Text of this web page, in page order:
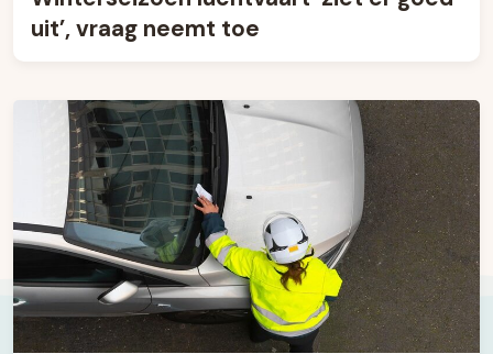
uit’, vraag neemt toe